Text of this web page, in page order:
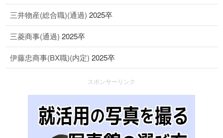
三井物産(総合職)(通過) 2025卒
三菱商事(通過) 2025卒
伊藤忠商事(BX職)(内定) 2025卒
スポンサーリンク